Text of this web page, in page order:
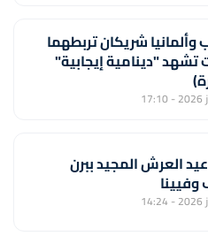
وألمانيا شريكان تربطهما
تشهد "دينامية إيجابية"
العرش المجيد ببرن